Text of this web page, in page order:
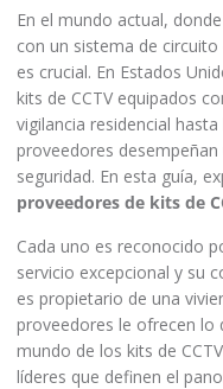
En el mundo actual,
con un sistema de
es crucial. En Estados
kits de CCTV equipados
vigilancia residencial
proveedores
seguridad. En esta guía,
proveedores de kits de
Cada uno es reconocido
servicio excepcional y su
es propietario de una
proveedores le ofrecen lo
mundo de los kits de
líderes que definen el